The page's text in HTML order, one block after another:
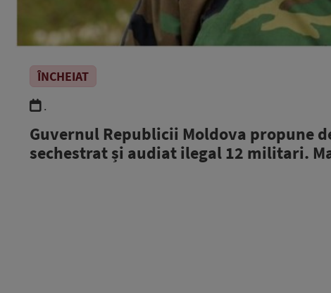
ÎNCHEIAT
.
Guvernul Republicii Moldova propune
sechestrat și audiat ilegal 12 militari.